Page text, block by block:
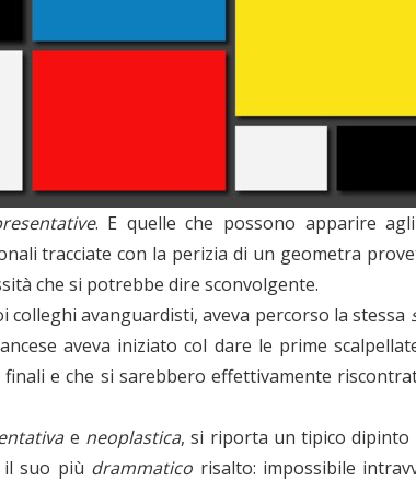
. E quelle che possono apparire
tracciate con la perizia di un geometra
che si potrebbe dire sconvolgente.
avanguardisti, aveva percorso la stessa
aveva iniziato col dare le prime
e che si sarebbero effettivamente
e neoplastica, si riporta un tipico dipinto
suo più drammatico risalto: impossibile